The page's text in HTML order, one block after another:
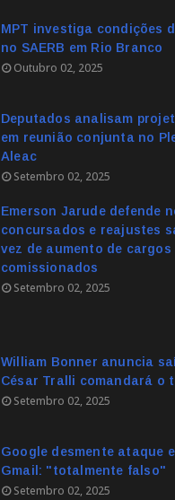
MPT investiga condições
no SAERB em Rio Branco
Outubro 02, 2025
Deputados analisam
em reunião conjunta no
Aleac
Setembro 02, 2025
Emerson Jarude defende
concursados e reajustes
vez de aumento de cargos
comissionados
Setembro 02, 2025
William Bonner anuncia
César Tralli comandará o
Setembro 02, 2025
Google desmente ataque
Gmail: "totalmente falso"
Setembro 02, 2025